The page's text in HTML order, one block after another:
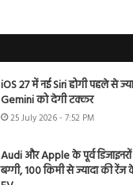
iOS 27 में नई Siri होगी पहले से
Gemini को देगी टक्कर
25 July 2026 - 7:52 PM
Audi और Apple के पूर्व
बग्गी, 100 किमी से ज्यादा की